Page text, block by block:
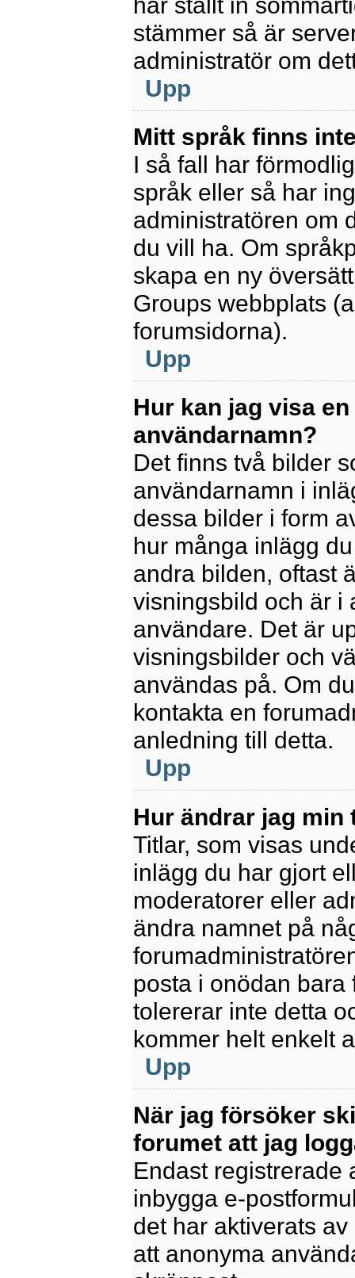
stämmer så är
administratör om
Upp
Mitt språk finns
I så fall har
språk eller så har
administratören om
du vill ha. Om
skapa en ny
Groups webbplats
forumsidorna).
Upp
Hur kan jag visa
användarnamn?
Det finns två bilder
användarnamn i
dessa bilder i form
hur många inlägg
andra bilden, oftast
visningsbild och är i
användare. Det är
visningsbilder och
användas på. Om
kontakta en
anledning till detta.
Upp
Hur ändrar jag min
Titlar, som visas
inlägg du har gjort
moderatorer eller
ändra namnet på
posta i onödan bara
tolererar inte detta
kommer helt enkelt
Upp
När jag försöker
forumet att jag
Endast registrerade
inbygga e-
det har aktiverats
att anonyma